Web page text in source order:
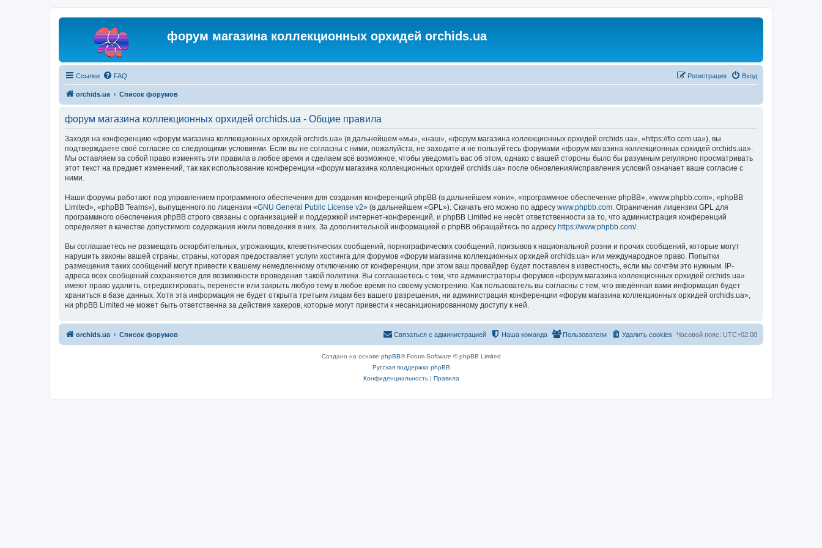
форум магазина коллекционных орхидей orchids.ua
Ссылки FAQ Вход
Регистрация
orchids.ua Список форумов
форум магазина коллекционных орхидей orchids.ua - Общие правила
Заходя на конференцию «форум магазина коллекционных орхидей orchids.ua» (в дальнейшем «мы», «наш», «форум магазина коллекционных орхидей orchids.ua», «https://flo.com.ua»), вы
подтверждаете своё согласие со следующими условиями. Если вы не согласны с ними, пожалуйста, не заходите и не пользуйтесь форумами «форум магазина коллекционных орхидей orchids.ua».
Мы оставляем за собой право изменять эти правила в любое время и сделаем всё возможное, чтобы уведомить вас об этом, однако с вашей стороны было бы разумным регулярно просматривать
этот текст на предмет изменений, так как использование конференции «форум магазина коллекционных орхидей orchids.ua» после обновления/исправления условий означает ваше согласие с
ними.
Наши форумы работают под управлением программного обеспечения для создания конференций phpBB (в дальнейшем «они», «программное обеспечение phpBB», «www.phpbb.com», «phpBB
Limited», «phpBB Teams»), выпущенного по лицензии «GNU General Public License v2» (в дальнейшем «GPL»). Скачать его можно по адресу www.phpbb.com. Ограничения лицензии GPL для
программного обеспечения phpBB строго связаны с организацией и поддержкой интернет-конференций, и phpBB Limited не несёт ответственности за то, что администрация конференций
определяет в качестве допустимого содержания и/или поведения в них. За дополнительной информацией о phpBB обращайтесь по адресу https://www.phpbb.com/.
Вы соглашаетесь не размещать оскорбительных, угрожающих, клеветнических сообщений, порнографических сообщений, призывов к национальной розни и прочих сообщений, которые могут
нарушить законы вашей страны, страны, которая предоставляет услуги хостинга для форумов «форум магазина коллекционных орхидей orchids.ua» или международное право. Попытки
размещения таких сообщений могут привести к вашему немедленному отключению от конференции, при этом ваш провайдер будет поставлен в известность, если мы сочтём это нужным. IP-
адреса всех сообщений сохраняются для возможности проведения такой политики. Вы соглашаетесь с тем, что администраторы форумов «форум магазина коллекционных орхидей orchids.ua»
имеют право удалить, отредактировать, перенести или закрыть любую тему в любое время по своему усмотрению. Как пользователь вы согласны с тем, что введённая вами информация будет
храниться в базе данных. Хотя эта информация не будет открыта третьим лицам без вашего разрешения, ни администрация конференции «форум магазина коллекционных орхидей orchids.ua»,
ни phpBB Limited не может быть ответственна за действия хакеров, которые могут привести к несанкционированному доступу к ней.
orchids.ua Список форумов Часовой пояс: UTC+02:00
Удалить cookies
Пользователи
Наша команда
Связаться с администрацией
Создано на основе phpBB® Forum Software © phpBB Limited
Русская поддержка phpBB
Конфиденциальность| Правила